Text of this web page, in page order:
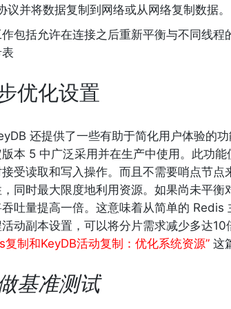
议并将数据复制到网络或从网络复制数据。
包括允许在连接之后重新平衡与不同线程
优化设置
还提供了一些有助于简化用户体验的
本 5 中广泛采用并在生产中使用。此功
受读取和写入操作。而且不需要哨点节点
同时最大限度地利用资源。如果尚未平衡
吐量提高一倍。这意味着从简单的 Redis
动副本设置，可以将分片需求减少多达
复制和KeyDB活动复制：优化系统资源”这
基准测试